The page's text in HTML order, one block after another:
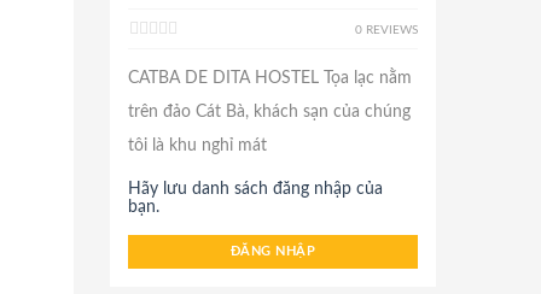
0 REVIEWS
CATBA DE DITA HOSTEL Tọa lạc nằm
trên đảo Cát Bà, khách sạn của chúng
tôi là khu nghỉ mát
Hãy lưu danh sách đăng nhập của
bạn.
ĐĂNG NHẬP